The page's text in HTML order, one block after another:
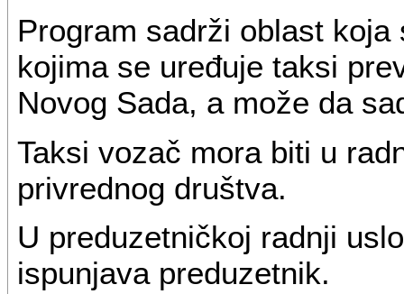
Program sadrži oblast
kojima se uređuje taksi
Novog Sada, a može da
Taksi vozač mora biti u
privrednog društva.
U preduzetničkoj radnji
ispunjava preduzetnik.